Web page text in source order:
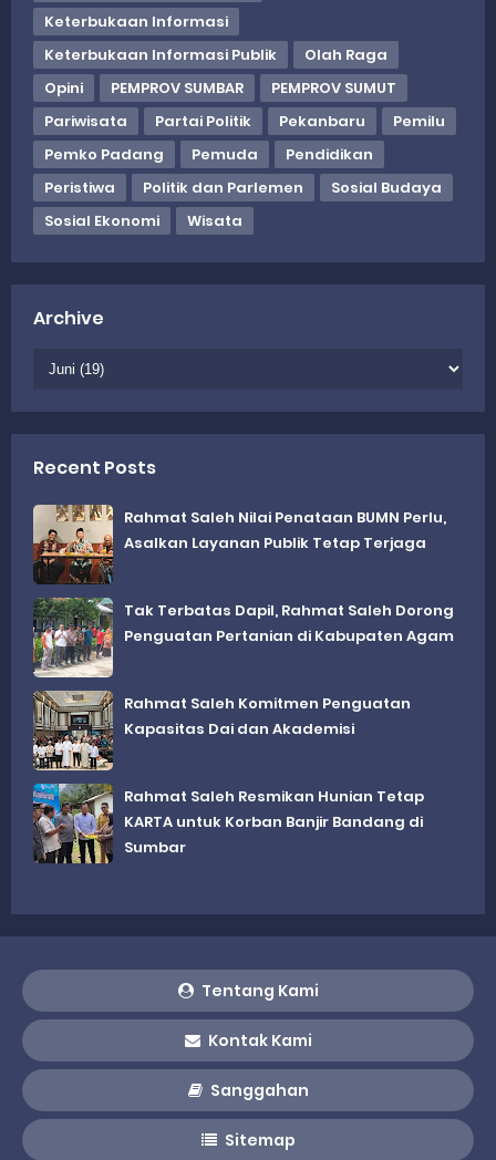
Keterbukaan Informasi
Keterbukaan Informasi Publik
Olah Raga
Opini
PEMPROV SUMBAR
PEMPROV SUMUT
Pariwisata
Partai Politik Pekanbaru
Pemilu
Pemko Padang
Pemuda
Pendidikan
Peristiwa
Politik dan Parlemen
Sosial Budaya
Sosial Ekonomi
Wisata
Archive
Recent Posts
Rahmat Saleh Nilai Penataan BUMN Perlu,
Asalkan Layanan Publik Tetap Terjaga
Tak Terbatas Dapil, Rahmat Saleh Dorong
Penguatan Pertanian di Kabupaten Agam
Rahmat Saleh Komitmen Penguatan
Kapasitas Dai dan Akademisi
Rahmat Saleh Resmikan Hunian Tetap
KARTA untuk Korban Banjir Bandang di
Sumbar
Tentang Kami
Kontak Kami
Sanggahan
Sitemap